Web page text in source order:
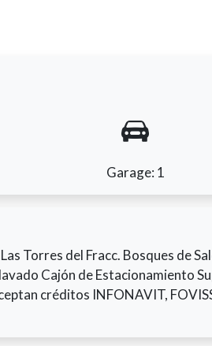
Garage: 1
Torres del Fracc. Bosques de
Cajón de Estacionamiento
créditos INFONAVIT,